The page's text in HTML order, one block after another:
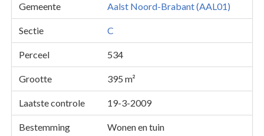
Gemeente Aalst Noord-Brabant (AAL01)
Sectie C
Perceel 534
Grootte 395 m²
Laatste controle 19-3-2009
Bestemming Wonen en tuin